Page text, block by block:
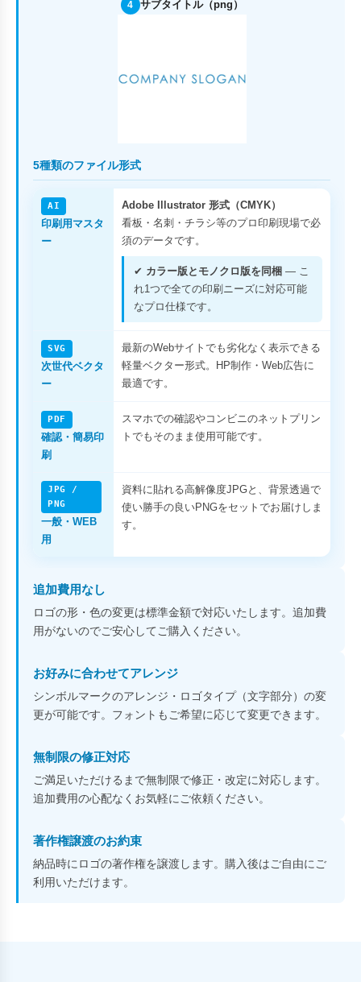
4 サブタイトル（png）
5種類のファイル形式
AI
印刷用マスタ
ー
Adobe Illustrator 形式（CMYK）
看板・名刺・チラシ等のプロ印刷現場で必
須のデータです。
✔ カラー版とモノクロ版を同梱 — こ
れ1つで全ての印刷ニーズに対応可能
なプロ仕様です。
SVG
次世代ベクタ
ー
最新のWebサイトでも劣化なく表示できる
軽量ベクター形式。HP制作・Web広告に
最適です。
PDF
確認・簡易印
刷
スマホでの確認やコンビニのネットプリン
トでもそのまま使用可能です。
JPG /
PNG
一般・WEB
用
資料に貼れる高解像度JPGと、背景透過で
使い勝手の良いPNGをセットでお届けしま
す。
追加費用なし
ロゴの形・色の変更は標準金額で対応いたします。追加費
用がないのでご安心してご購入ください。
お好みに合わせてアレンジ
シンボルマークのアレンジ・ロゴタイプ（文字部分）の変
更が可能です。フォントもご希望に応じて変更できます。
無制限の修正対応
ご満足いただけるまで無制限で修正・改定に対応します。
追加費用の心配なくお気軽にご依頼ください。
著作権譲渡のお約束
納品時にロゴの著作権を譲渡します。購入後はご自由にご
利用いただけます。